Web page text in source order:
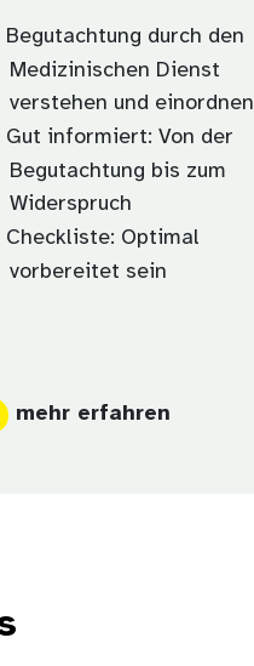
Begutachtung durch den
Medizinischen Dienst
verstehen und einordnen
Gut informiert: Von der
Begutachtung bis zum
Widerspruch
Checkliste: Optimal
vorbereitet sein
mehr erfahren